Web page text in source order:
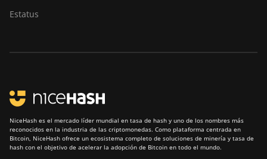
Estatus
NiceHash es el mercado líder mundial en tasa de hash y uno de los nombres más
reconocidos en la industria de las criptomonedas. Como plataforma centrada en
Bitcoin, NiceHash ofrece un ecosistema completo de soluciones de minería y tasa de
hash con el objetivo de acelerar la adopción de Bitcoin en todo el mundo.